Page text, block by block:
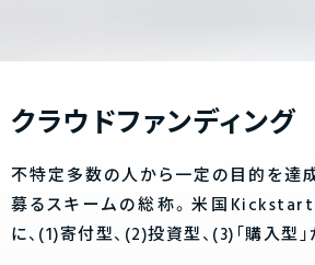
クラウドファンディング
不特定多数の人から一定の目的を達
募るスキームの総称。米国
に、(1)寄付型、(2)投資型、(3)「購入型」